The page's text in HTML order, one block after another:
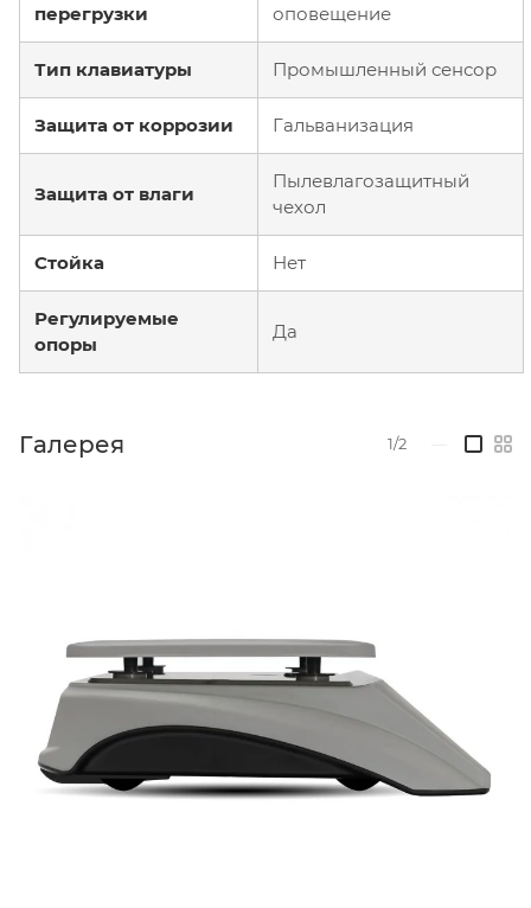
перегрузки
оповещение
Тип клавиатуры Промышленный сенсор
Защита от коррозии Гальванизация
Защита от влаги
Пылевлагозащитный
чехол
Стойка Нет
Регулируемые
опоры
Да
Галерея 1/2